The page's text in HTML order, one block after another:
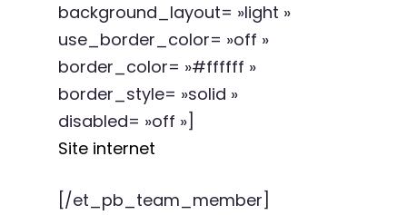
background_layout= »light »
use_border_color= »off »
border_color= »#ffffff »
border_style= »solid »
disabled= »off »]
Site internet
[/et_pb_team_member]